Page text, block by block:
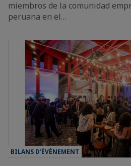
miembros de la comunidad
peruana en el…
BILANS D’ÉVÈNEMENT